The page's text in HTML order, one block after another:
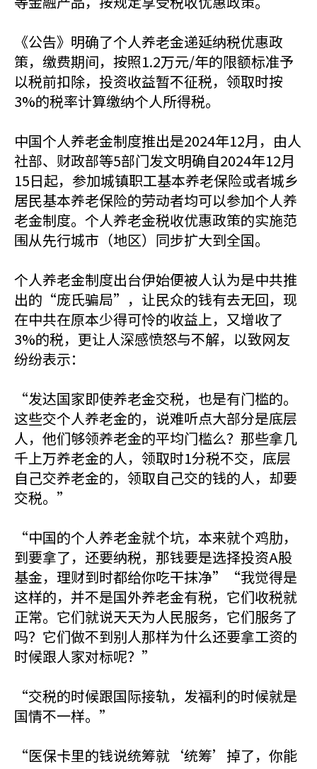
《公告》明确了个人养老金递延纳税优惠政
策，缴费期间，按照1.2万元/年的限额标准予
以税前扣除，投资收益暂不征税，领取时按
3%的税率计算缴纳个人所得税。
中国个人养老金制度推出是2024年12月，由人
社部、财政部等5部门发文明确自2024年12月
15日起，参加城镇职工基本养老保险或者城乡
居民基本养老保险的劳动者均可以参加个人养
老金制度。个人养老金税收优惠政策的实施范
围从先行城市（地区）同步扩大到全国。
个人养老金制度出台伊始便被人认为是中共推
出的“庞氏骗局”，让民众的钱有去无回，现
在中共在原本少得可怜的收益上，又增收了
3%的税，更让人深感愤怒与不解，以致网友
纷纷表示：
“发达国家即使养老金交税，也是有门槛的。
这些交个人养老金的，说难听点大部分是底层
人，他们够领养老金的平均门槛么？那些拿几
千上万养老金的人，领取时1分税不交，底层
自己交养老金的，领取自己交的钱的人，却要
交税。”
“中国的个人养老金就个坑，本来就个鸡肋，
到要拿了，还要纳税，那钱要是选择投资A股
基金，理财到时都给你吃干抹净”“我觉得是
这样的，并不是国外养老金有税，它们收税就
正常。它们就说天天为人民服务，它们服务了
吗？它们做不到别人那样为什么还要拿工资的
时候跟人家对标呢？”
“交税的时候跟国际接轨，发福利的时候就是
国情不一样。”
“医保卡里的钱说统筹就‘统筹’掉了，你能